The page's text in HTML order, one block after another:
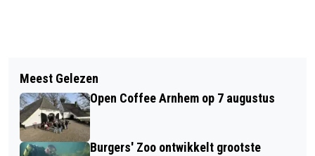
OPEN ENERGIEDAG 20 SEPTEMBER:
KOM NEDERLANDSE GROENE ENERGIE
BEWONDEREN
HET REGENT GELDPRIJZEN IN
GELDERLAND, ONDER ANDERE IN
ARNHEM EN ELST
Meest Gelezen
Open Coffee Arnhem op 7 augustus
Burgers' Zoo ontwikkelt grootste